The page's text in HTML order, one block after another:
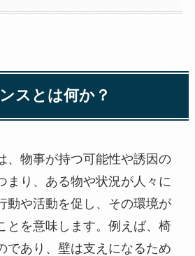
スとは何か？
、物事が持つ可能性や誘因の
まり、ある物や状況が人々に
動や活動を促し、その環境が
とを意味します。例えば、椅
であり、壁は支えになるため